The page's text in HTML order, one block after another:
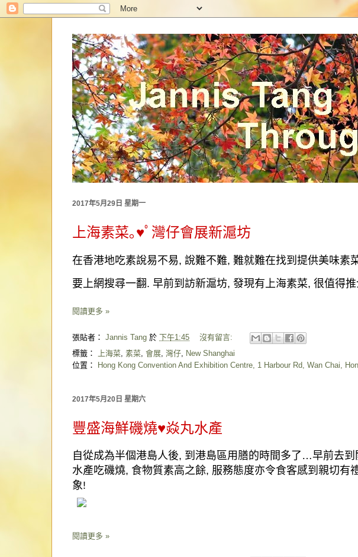
2017年5月29日 星期一
上海素菜｡♥ﾟ灣仔會展新滬坊
在香港地吃素說易不易, 說難不難, 難就難在找到提供美味素
要上網搜尋一翻. 早前到訪新滬坊, 發現有上海素菜, 很值得
閱讀更多 »
張貼者： Jannis Tang 於 下午1:45
沒有留言:
標籤：
上海菜 素菜 會展 灣仔 New Shanghai
位置： Hong Kong Convention And Exhibition Centre, 1 Harbour Rd, Wan Chai,
2017年5月20日 星期六
豐盛海鮮磯燒♥焱丸水產
自從成為半個港島人後, 到港島區用膳的時間多了 …早前去到
水產吃磯燒, 食物質素高之餘, 服務態度亦令食客感到親切有
象!
閱讀更多 »